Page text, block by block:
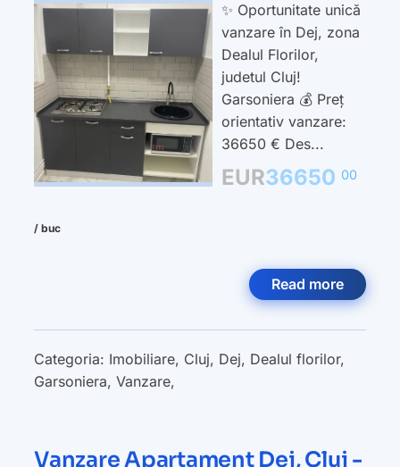
✨ Oportunitate unică
vanzare în Dej, zona
Dealul Florilor,
judetul Cluj!
Garsoniera 💰 Preț
orientativ vanzare:
36650 € Des...
EUR36650 00
/ buc
Read more
Categoria: Imobiliare, Cluj, Dej, Dealul florilor,
Garsoniera, Vanzare,
Vanzare Apartament Dej, Cluj -